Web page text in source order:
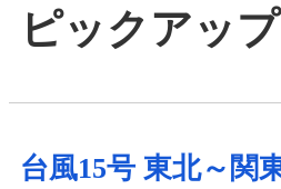
ピックアップ
台風15号 東北～関